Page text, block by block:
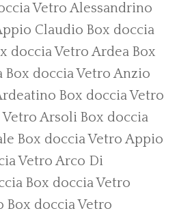
Vetro Alessandrino
Claudio Box doccia
doccia Vetro Ardea Box
Box doccia Vetro Anzio
Box doccia Vetro
Vetro Arsoli Box doccia
Box doccia Vetro Appio
Vetro Arco Di
Box doccia Vetro
Box doccia Vetro